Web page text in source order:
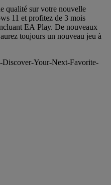
qualité sur votre nouvelle
11 et profitez de 3 mois
EA Play. De nouveaux
toujours un nouveau jeu à